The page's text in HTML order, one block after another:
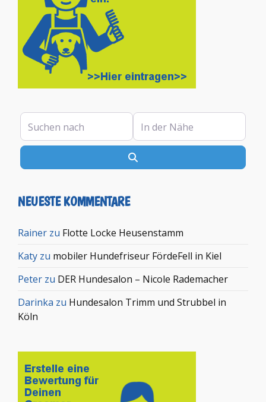
Suchen nach In der Nähe
NEUESTE KOMMENTARE
Rainer zu Flotte Locke Heusenstamm
Katy zu mobiler Hundefriseur FördeFell in Kiel
Peter zu DER Hundesalon – Nicole Rademacher
Darinka zu Hundesalon Trimm und Strubbel in
Köln